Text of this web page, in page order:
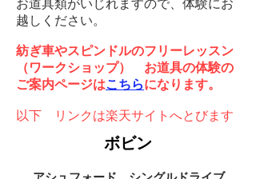
お道具類がいじれますので、体験にお
越しください。
紡ぎ車やスピンドルのフリーレッスン
（ワークショップ） お道具の体験の
ご案内ページはこちらになります。
以下 リンクは楽天サイトへとびます
​ボビン